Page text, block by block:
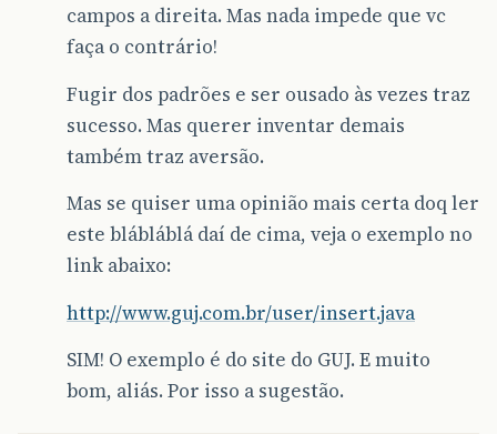
campos a direita. Mas nada impede que vc
faça o contrário!
Fugir dos padrões e ser ousado às vezes traz
sucesso. Mas querer inventar demais
também traz aversão.
Mas se quiser uma opinião mais certa doq ler
este blábláblá daí de cima, veja o exemplo no
link abaixo:
http://www.guj.com.br/user/insert.java
SIM! O exemplo é do site do GUJ. E muito
bom, aliás. Por isso a sugestão.